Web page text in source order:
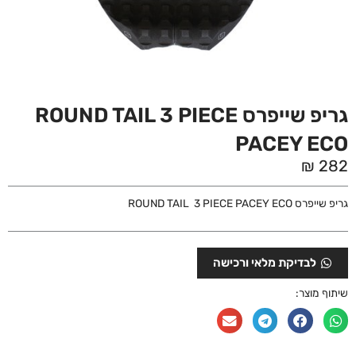
גריפ שייפרס ROUND TAIL 3 PIECE
PACEY ECO
₪ 282
גריפ שייפרס ROUND TAIL 3 PIECE PACEY ECO
שיתוף מוצר: